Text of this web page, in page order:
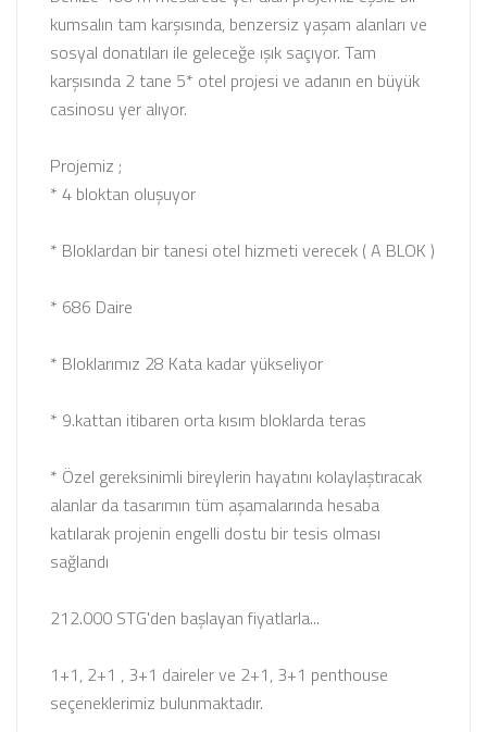
kumsalın tam karşısında, benzersiz yaşam alanları ve
sosyal donatıları ile geleceğe ışık saçıyor. Tam
karşısında 2 tane 5* otel projesi ve adanın en büyük
casinosu yer alıyor.
Projemiz ;
* 4 bloktan oluşuyor
* Bloklardan bir tanesi otel hizmeti verecek ( A BLOK )
* 686 Daire
* Bloklarımız 28 Kata kadar yükseliyor
* 9.kattan itibaren orta kısım bloklarda teras
* Özel gereksinimli bireylerin hayatını kolaylaştıracak
alanlar da tasarımın tüm aşamalarında hesaba
katılarak projenin engelli dostu bir tesis olması
sağlandı
212.000 STG'den başlayan fiyatlarla...
1+1, 2+1 , 3+1 daireler ve 2+1, 3+1 penthouse
seçeneklerimiz bulunmaktadır.